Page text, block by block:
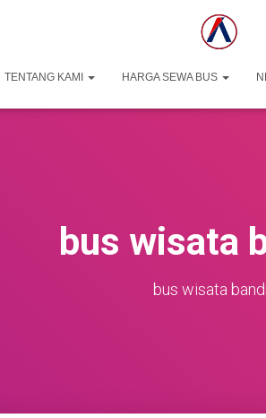
TENTANG KAMI HARGA SEWA BUS
bus wisata
bus wisata